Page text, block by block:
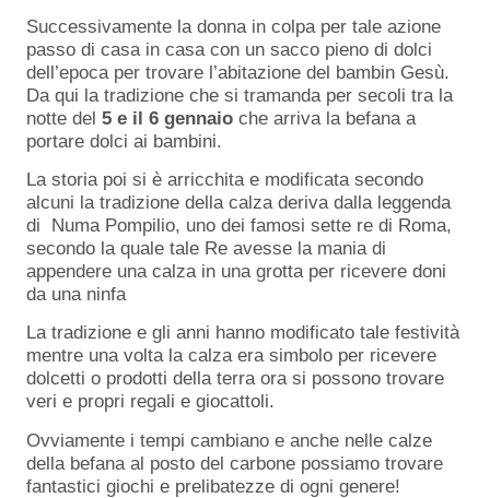
Successivamente la donna in colpa per tale azione
passo di casa in casa con un sacco pieno di dolci
dell’epoca per trovare l’abitazione del bambin Gesù.
Da qui la tradizione che si tramanda per secoli tra la
notte del 5 e il 6 gennaio che arriva la befana a
portare dolci ai bambini.
La storia poi si è arricchita e modificata secondo
alcuni la tradizione della calza deriva dalla leggenda
di Numa Pompilio, uno dei famosi sette re di Roma,
secondo la quale tale Re avesse la mania di
appendere una calza in una grotta per ricevere doni
da una ninfa
La tradizione e gli anni hanno modificato tale festività
mentre una volta la calza era simbolo per ricevere
dolcetti o prodotti della terra ora si possono trovare
veri e propri regali e giocattoli.
Ovviamente i tempi cambiano e anche nelle calze
della befana al posto del carbone possiamo trovare
fantastici giochi e prelibatezze di ogni genere!